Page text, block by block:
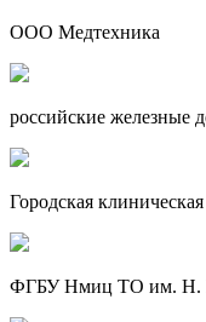
ООО Медтехника
российские железные
Городская
ФГБУ Нмиц ТО им. Н.